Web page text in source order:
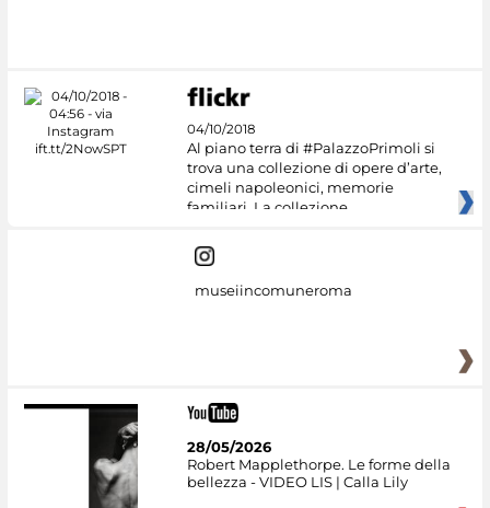
04/10/2018
Al piano terra di #PalazzoPrimoli si
trova una collezione di opere d’arte,
cimeli napoleonici, memorie
familiari. La collezione
museiincomuneroma
28/05/2026
Robert Mapplethorpe. Le forme della
bellezza - VIDEO LIS | Calla Lily